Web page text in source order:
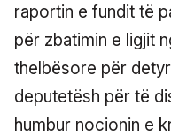
raportin e fundit të
për zbatimin e ligjit
thelbësore për
deputetësh për të
humbur nocionin e